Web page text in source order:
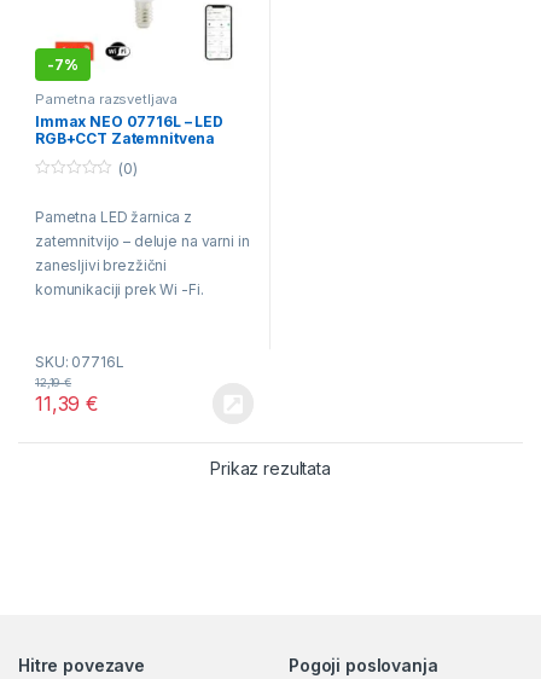
-7%
Pametna razsvetljava
Immax NEO 07716L – LED
RGB+CCT Zatemnitvena
2700K Wi-Fi Tuya
u
o
f
5
(0)
Pametna LED žarnica z
zatemnitvijo – deluje na varni in
zanesljivi brezžični
komunikaciji prek Wi -Fi.
SKU: 07716L
11,39€
12,19€
Prikaz rezultata
Hitre povezave
Pogoji poslovanja